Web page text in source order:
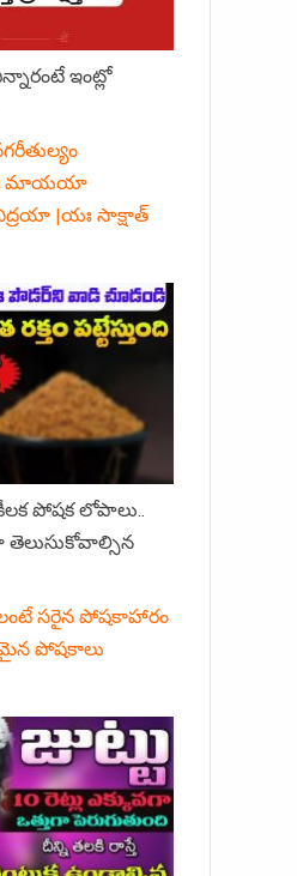
విన్నారంటే ఇంట్లో
మాయయా
|యః సాక్షాత్
పోషక లోపాలు..
తెలుసుకోవాల్సిన
సరైన పోషకాహారం
పోషకాలు